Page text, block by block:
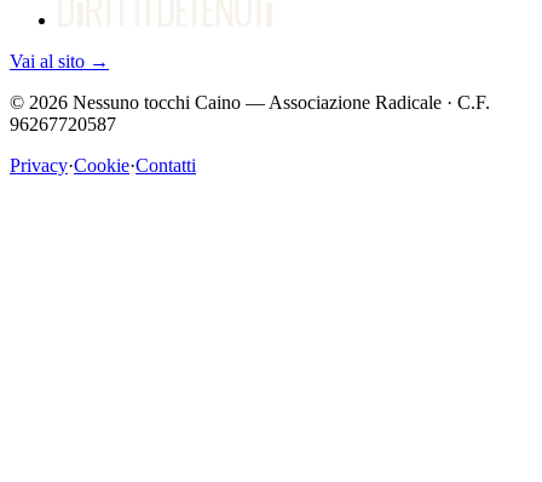
Vai al sito →
© 2026 Nessuno tocchi Caino — Associazione Radicale · C.F.
96267720587
Privacy·Cookie·Contatti